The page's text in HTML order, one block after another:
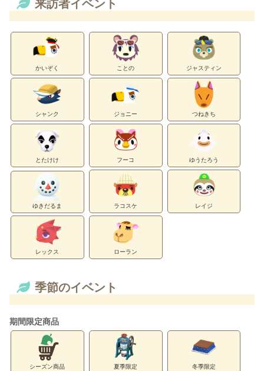
来訪者イベント
かいぞく ことの ジャスティン
シャンク ジョニー つねきち
とたけけ フーコ ゆうたろう
ゆきだるま ラコスケ レイジ
レックス ローラン
季節のイベント
期間限定商品
シーズン商品 夏季限定 冬季限定